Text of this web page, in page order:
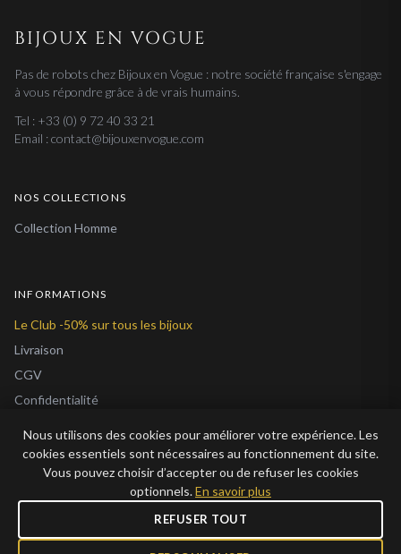
BIJOUX EN VOGUE
Pas de robots chez Bijoux en Vogue : notre société française s'engage
à vous répondre grâce à de vrais humains.
Tel : +33 (0) 9 72 40 33 21
Email : contact@bijouxenvogue.com
NOS COLLECTIONS
Collection Homme
INFORMATIONS
Le Club -50% sur tous les bijoux
Livraison
CGV
Confidentialité
À Propos
Nous utilisons des cookies pour améliorer votre expérience. Les
cookies essentiels sont nécessaires au fonctionnement du site.
Vous pouvez choisir d’accepter ou de refuser les cookies
optionnels.En savoir plus
REFUSER TOUT